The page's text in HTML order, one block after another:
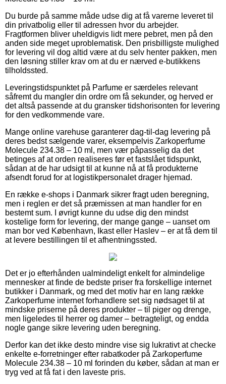
Du burde på samme måde udse dig at få varerne leveret til
din privatbolig eller til adressen hvor du arbejder.
Fragtformen bliver uheldigvis lidt mere pebret, men på den
anden side meget uproblematisk. Den prisbilligste mulighed
for levering vil dog altid være at du selv henter pakken, men
den løsning stiller krav om at du er nærved e-butikkens
tilholdssted.
Leveringstidspunktet på Parfume er særdeles relevant
såfremt du mangler din ordre om få sekunder, og herved er
det altså passende at du gransker tidshorisonten for levering
for den vedkommende vare.
Mange online varehuse garanterer dag-til-dag levering på
deres bedst sælgende varer, eksempelvis Zarkoperfume
Molecule 234.38 – 10 ml, men vær påpasselig da det
betinges af at orden realiseres før et fastslået tidspunkt,
sådan at de har udsigt til at kunne nå at få produkterne
afsendt forud for at logistikpersonalet drager hjemad.
En række e-shops i Danmark sikrer fragt uden beregning,
men i reglen er det så præmissen at man handler for en
bestemt sum. I øvrigt kunne du udse dig den mindst
kostelige form for levering, der mange gange – uanset om
man bor ved København, Ikast eller Haslev – er at få dem til
at levere bestillingen til et afhentningssted.
Det er jo efterhånden ualmindeligt enkelt for almindelige
mennesker at finde de bedste priser fra forskellige internet
butikker i Danmark, og med det motiv har en lang række
Zarkoperfume internet forhandlere set sig nødsaget til at
mindske priserne på deres produkter – til piger og drenge,
men ligeledes til herrer og damer – betragteligt, og endda
nogle gange sikre levering uden beregning.
Derfor kan det ikke desto mindre vise sig lukrativt at checke
enkelte e-forretninger efter rabatkoder på Zarkoperfume
Molecule 234.38 – 10 ml forinden du køber, sådan at man er
tryg ved at få fat i den laveste pris.